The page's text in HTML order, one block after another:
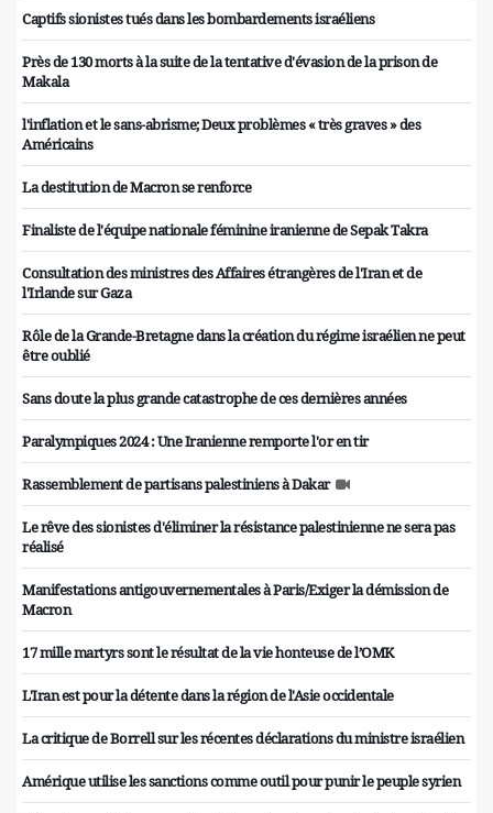
Captifs sionistes tués dans les bombardements israéliens
Près de 130 morts à la suite de la tentative d'évasion de la prison de
Makala
l'inflation et le sans-abrisme; Deux problèmes « très graves » des
Américains
La destitution de Macron se renforce
Finaliste de l'équipe nationale féminine iranienne de Sepak Takra
Consultation des ministres des Affaires étrangères de l'Iran et de
l'Irlande sur Gaza
Rôle de la Grande-Bretagne dans la création du régime israélien ne peut
être oublié
Sans doute la plus grande catastrophe de ces dernières années
Paralympiques 2024 : Une Iranienne remporte l'or en tir
Rassemblement de partisans palestiniens à Dakar
Le rêve des sionistes d'éliminer la résistance palestinienne ne sera pas
réalisé
Manifestations antigouvernementales à Paris/Exiger la démission de
Macron
17 mille martyrs sont le résultat de la vie honteuse de l’OMK
L'Iran est pour la détente dans la région de l'Asie occidentale
La critique de Borrell sur les récentes déclarations du ministre israélien
Amérique utilise les sanctions comme outil pour punir le peuple syrien